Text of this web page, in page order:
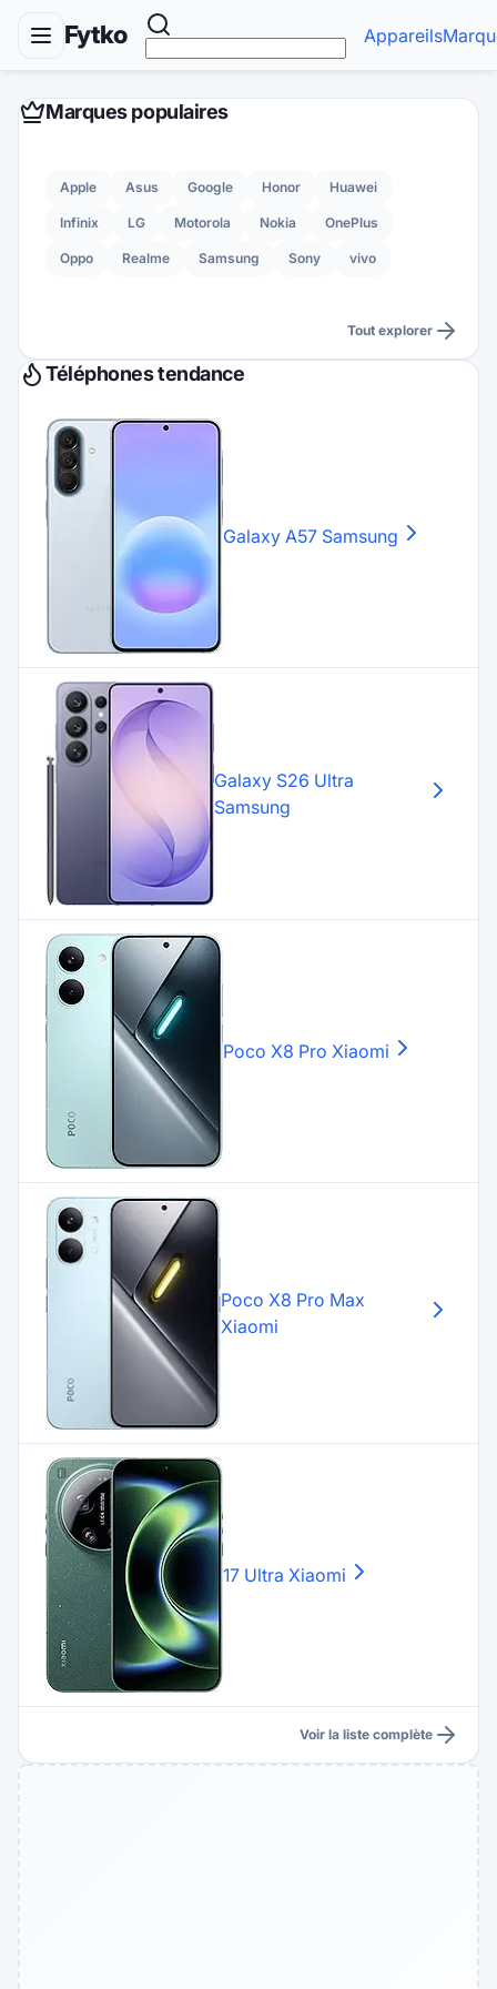
Fytko Appareils
Marques populaires
Apple Asus Google Honor Huawei
Infinix LG Motorola Nokia OnePlus
Oppo Realme Samsung Sony vivo
Tout explorer
Téléphones tendance
Galaxy A57 Samsung
Galaxy S26 Ultra
Samsung
Poco X8 Pro Xiaomi
Poco X8 Pro Max
Xiaomi
17 Ultra Xiaomi
Voir la liste complète